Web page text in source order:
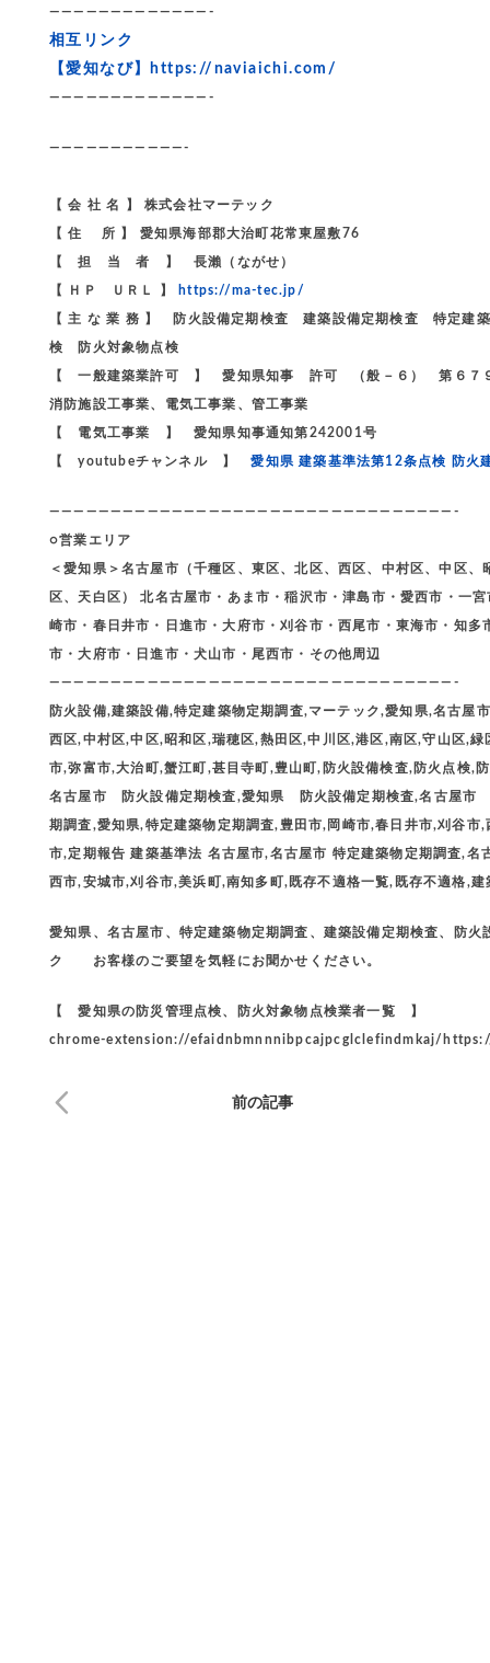
—————————————-
相互リンク
【愛知なび】
https://naviaichi.com/
—————————————-
———————————-
【 会 社 名 】 株式会社マーテック
【 住 所 】 愛知県海部郡大治町花常東屋敷76
【 担 当 者 】 長瀨（ながせ）
【 ＨＰ ＵＲＬ 】 https://ma-tec.jp/
【 主 な 業 務 】 防火設備定期検査 建築設備定期検査 特定
検 防火対象物点検
【 一般建築業許可 】 愛知県知事 許可 （般－６） 第６７
消防施設工事業、電気工事業、管工事業
【 電気工事業 】 愛知県知事通知第242001号
【 youtubeチャンネル 】愛知県 建築基準法第12条点検 防火
—————————————————————————————————-
○営業エリア
＜愛知県＞名古屋市（千種区、東区、北区、西区、中村区、中区
区、天白区） 北名古屋市・あま市・稲沢市・津島市・愛西市・一
崎市・春日井市・日進市・大府市・刈谷市・西尾市・東海市・知
市・大府市・日進市・犬山市・尾西市・その他周辺
—————————————————————————————————-
防火設備,建築設備,特定建築物定期調査,マーテック,愛知県,名古
西区,中村区,中区,昭和区,瑞穂区,熱田区,中川区,港区,南区,守山区,
市,弥富市,大治町,蟹江町,甚目寺町,豊山町,防火設備検査,防火点検,
名古屋市 防火設備定期検査,愛知県 防火設備定期検査,名古屋
期調査,愛知県,特定建築物定期調査,豊田市,岡崎市,春日井市,刈谷
市,定期報告 建築基準法 名古屋市,名古屋市 特定建築物定期調査,
西市,安城市,刈谷市,美浜町,南知多町,既存不適格一覧,既存不適格,
愛知県、名古屋市、特定建築物定期調査、建築設備定期検査、防
ク お客様のご要望を気軽にお聞かせください。
【 愛知県の防災管理点検、防火対象物点検業者一覧 】
chrome-extension://efaidnbmnnnibpcajpcglclefindmkaj/
前の記事